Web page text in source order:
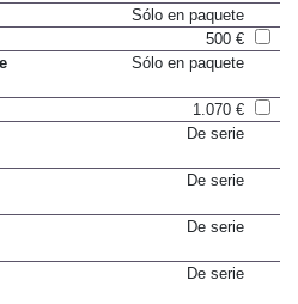
De serie
Sólo en paquete
500 €
1.070 €